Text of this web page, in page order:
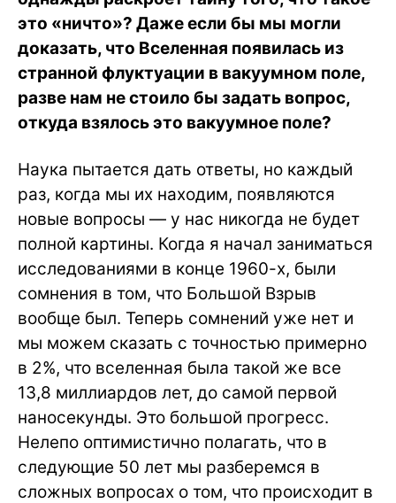
это «ничто»? Даже если бы мы могли
доказать, что Вселенная появилась из
странной флуктуации в вакуумном поле,
разве нам не стоило бы задать вопрос,
откуда взялось это вакуумное поле?
Наука пытается дать ответы, но каждый
раз, когда мы их находим, появляются
новые вопросы — у нас никогда не будет
полной картины. Когда я начал заниматься
исследованиями в конце 1960-х, были
сомнения в том, что Большой Взрыв
вообще был. Теперь сомнений уже нет и
мы можем сказать с точностью примерно
в 2%, что вселенная была такой же все
13,8 миллиардов лет, до самой первой
наносекунды. Это большой прогресс.
Нелепо оптимистично полагать, что в
следующие 50 лет мы разберемся в
сложных вопросах о том, что происходит в